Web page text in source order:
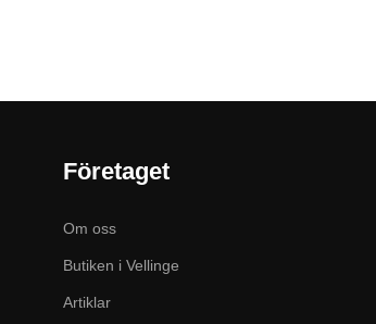
Företaget
Om oss
Butiken i Vellinge
Artiklar